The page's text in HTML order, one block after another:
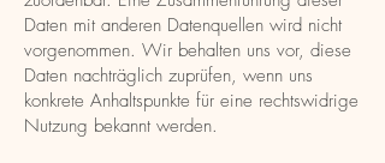
Daten mit anderen Datenquellen wird nicht
vorgenommen. Wir behalten uns vor, diese
Daten nachträglich zuprüfen, wenn uns
konkrete Anhaltspunkte für eine rechtswidrige
Nutzung bekannt werden.